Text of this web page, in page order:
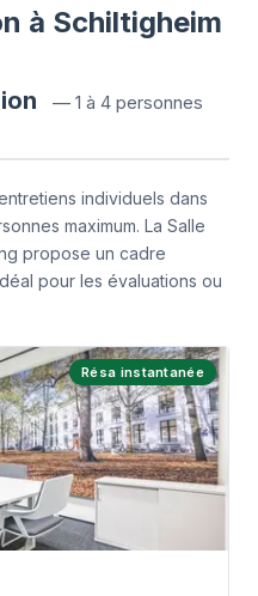
à Schiltigheim
— 1 à 4 personnes
individuels dans
maximum. La Salle
propose un cadre
pour les évaluations ou
Résa instantanée